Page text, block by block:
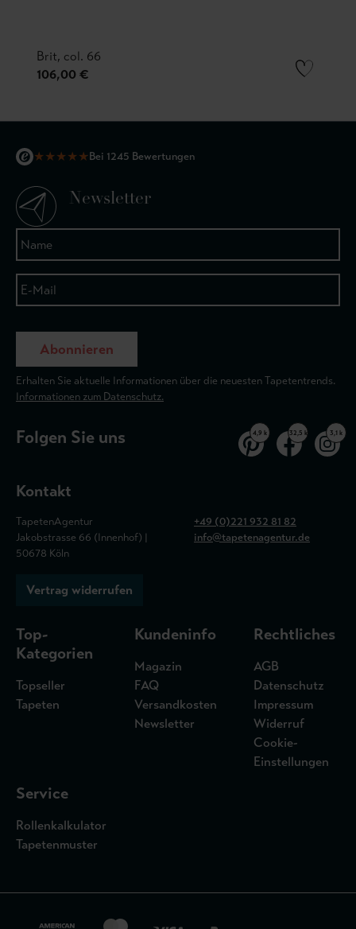
Brit, col. 66
106,00 €
★★★★★Bei 1245 Bewertungen
Newsletter
Abonnieren
Erhalten Sie aktuelle Informationen über die neuesten Tapetentrends.
Informationen zum Datenschutz.
Folgen Sie uns 4,9 k 32,5 k 3,1 k
Kontakt
TapetenAgentur
Jakobstrasse 66 (Innenhof) |
50678 Köln
+49 (0)221 932 81 82
info@tapetenagentur.de
Vertrag widerrufen
Top-
Kategorien
Topseller
Tapeten
Kundeninfo
Magazin
FAQ
Versandkosten
Newsletter
Rechtliches
AGB
Datenschutz
Impressum
Widerruf
Cookie-
Einstellungen
Service
Rollenkalkulator
Tapetenmuster